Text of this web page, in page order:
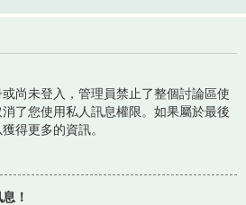
尚未登入，管理員禁止了整個討論區使
了您使用私人訊息權限。如果屬於最後
得更多的資訊。
！